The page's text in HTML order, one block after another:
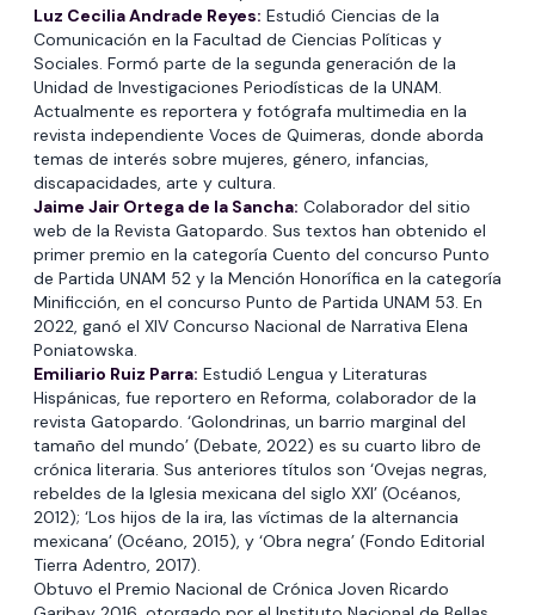
Luz Cecilia Andrade Reyes: Estudió Ciencias de la
Comunicación en la Facultad de Ciencias Políticas y
Sociales. Formó parte de la segunda generación de la
Unidad de Investigaciones Periodísticas de la UNAM.
Actualmente es reportera y fotógrafa multimedia en la
revista independiente Voces de Quimeras, donde aborda
temas de interés sobre mujeres, género, infancias,
discapacidades, arte y cultura.
Jaime Jair Ortega de la Sancha: Colaborador del sitio
web de la Revista Gatopardo. Sus textos han obtenido el
primer premio en la categoría Cuento del concurso Punto
de Partida UNAM 52 y la Mención Honorífica en la categoría
Minificción, en el concurso Punto de Partida UNAM 53. En
2022, ganó el XIV Concurso Nacional de Narrativa Elena
Poniatowska.
Emiliario Ruiz Parra: Estudió Lengua y Literaturas
Hispánicas, fue reportero en Reforma, colaborador de la
revista Gatopardo. ‘Golondrinas, un barrio marginal del
tamaño del mundo’ (Debate, 2022) es su cuarto libro de
crónica literaria. Sus anteriores títulos son ‘Ovejas negras,
rebeldes de la Iglesia mexicana del siglo XXI’ (Océanos,
2012); ‘Los hijos de la ira, las víctimas de la alternancia
mexicana’ (Océano, 2015), y ‘Obra negra’ (Fondo Editorial
Tierra Adentro, 2017).
Obtuvo el Premio Nacional de Crónica Joven Ricardo